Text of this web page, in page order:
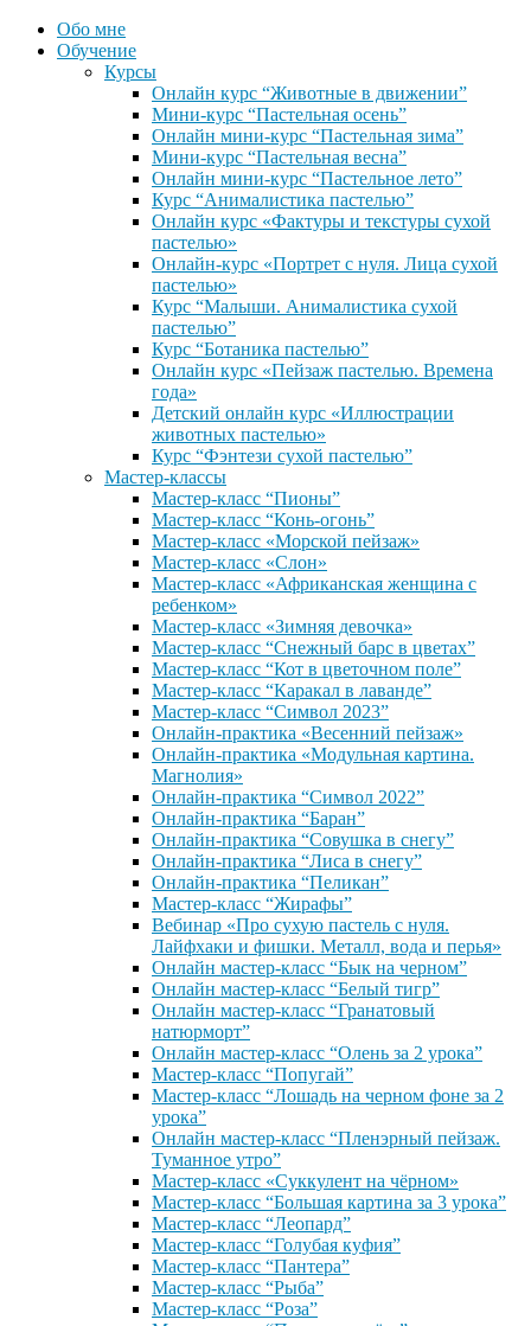
Обо мне
Обучение
Курсы
Онлайн курс “Животные в движении”
Мини-курс “Пастельная осень”
Онлайн мини-курс “Пастельная зима”
Мини-курс “Пастельная весна”
Онлайн мини-курс “Пастельное лето”
Курс “Анималистика пастелью”
Онлайн курс «Фактуры и текстуры сухой
пастелью»
Онлайн-курс «Портрет с нуля. Лица сухой
пастелью»
Курс “Малыши. Анималистика сухой
пастелью”
Курс “Ботаника пастелью”
Онлайн курс «Пейзаж пастелью. Времена
года»
Детский онлайн курс «Иллюстрации
животных пастелью»
Курс “Фэнтези сухой пастелью”
Мастер-классы
Мастер-класс “Пионы”
Мастер-класс “Конь-огонь”
Мастер-класс «Морской пейзаж»
Мастер-класс «Слон»
Мастер-класс «Африканская женщина с
ребенком»
Мастер-класс «Зимняя девочка»
Мастер-класс “Снежный барс в цветах”
Мастер-класс “Кот в цветочном поле”
Мастер-класс “Каракал в лаванде”
Мастер-класс “Символ 2023”
Онлайн-практика «Весенний пейзаж»
Онлайн-практика «Модульная картина.
Магнолия»
Онлайн-практика “Символ 2022”
Онлайн-практика “Баран”
Онлайн-практика “Совушка в снегу”
Онлайн-практика “Лиса в снегу”
Онлайн-практика “Пеликан”
Мастер-класс “Жирафы”
Вебинар «Про сухую пастель с нуля.
Лайфхаки и фишки. Металл, вода и перья»
Онлайн мастер-класс “Бык на черном”
Онлайн мастер-класс “Белый тигр”
Онлайн мастер-класс “Гранатовый
натюрморт”
Онлайн мастер-класс “Олень за 2 урока”
Мастер-класс “Попугай”
Мастер-класс “Лошадь на черном фоне за 2
урока”
Онлайн мастер-класс “Пленэрный пейзаж.
Туманное утро”
Мастер-класс «Суккулент на чёрном»
Мастер-класс “Большая картина за 3 урока”
Мастер-класс “Леопард”
Мастер-класс “Голубая куфия”
Мастер-класс “Пантера”
Мастер-класс “Рыба”
Мастер-класс “Роза”